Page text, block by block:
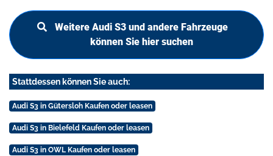
Weitere Audi S3 und andere Fahrzeuge
können Sie hier suchen
Stattdessen können Sie auch:
Audi S3 in Gütersloh Kaufen oder leasen
Audi S3 in Bielefeld Kaufen oder leasen
Audi S3 in OWL Kaufen oder leasen